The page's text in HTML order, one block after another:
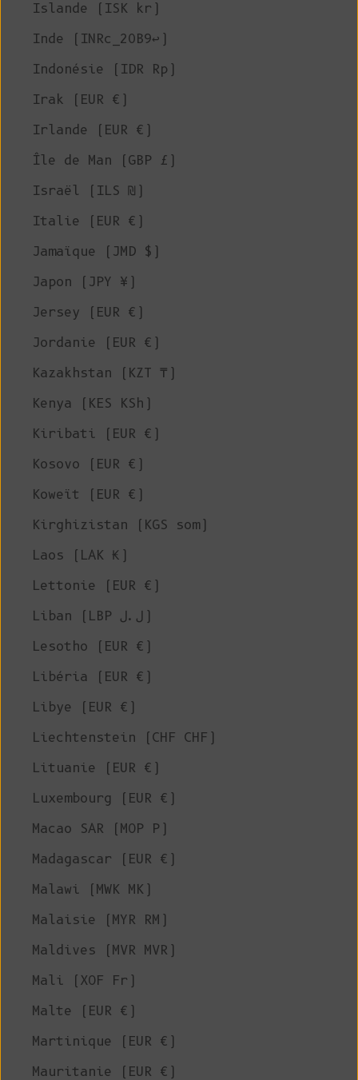
Islande (ISK kr)
Inde (INRc_20B9↩)
Indonésie (IDR Rp)
Irak (EUR €)
Irlande (EUR €)
Île de Man (GBP £)
Israël (ILS ₪)
Italie (EUR €)
Jamaïque (JMD $)
Japon (JPY ¥)
Jersey (EUR €)
Jordanie (EUR €)
Kazakhstan (KZT ₸)
Kenya (KES KSh)
Kiribati (EUR €)
Kosovo (EUR €)
Koweït (EUR €)
Kirghizistan (KGS som)
Laos (LAK ₭)
Lettonie (EUR €)
Liban (LBP ل.ل)
Lesotho (EUR €)
Libéria (EUR €)
Libye (EUR €)
Liechtenstein (CHF CHF)
Lituanie (EUR €)
Luxembourg (EUR €)
Macao SAR (MOP P)
Madagascar (EUR €)
Malawi (MWK MK)
Malaisie (MYR RM)
Maldives (MVR MVR)
Mali (XOF Fr)
Malte (EUR €)
Martinique (EUR €)
Mauritanie (EUR €)